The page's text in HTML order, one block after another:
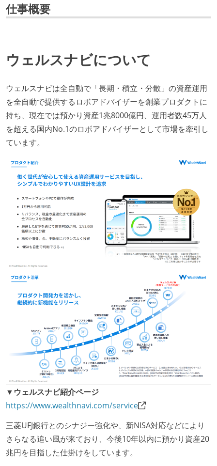
仕事概要
ウェルスナビについて
ウェルスナビは全自動で「長期・積立・分散」の資産運用
を全自動で提供するロボアドバイザーを創業プロダクトに
持ち、現在では預かり資産1兆8000億円、運用者数45万人
を超える国内No.1のロボアドバイザーとして市場を牽引し
ています。
▼ウェルスナビ紹介ページ
https://www.wealthnavi.com/service
三菱UFJ銀行とのシナジー強化や、新NISA対応などにより
さらなる追い風が来ており、今後10年以内に預かり資産20
兆円を目指した仕掛けをしています。